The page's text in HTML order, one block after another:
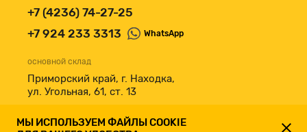
+7 (4236) 74-27-25
+7 924 233 3313
WhatsApp
основной склад
Приморский край, г. Находка,
ул. Угольная, 61, ст. 13
принимаем к оплате
МЫ ИСПОЛЬЗУЕМ ФАЙЛЫ COOKIE